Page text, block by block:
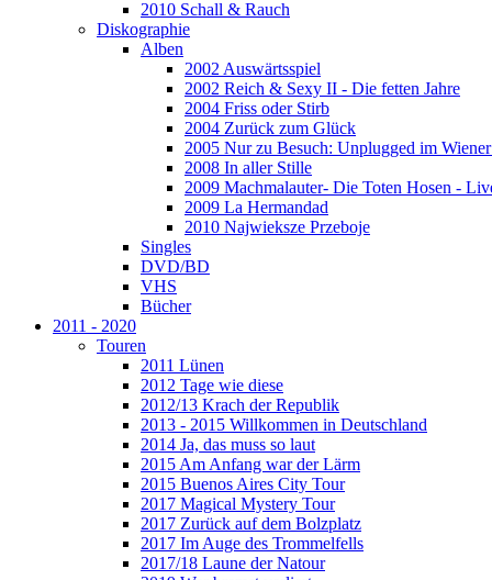
2010 Schall & Rauch
Diskographie
Alben
2002 Auswärtsspiel
2002 Reich & Sexy II - Die fetten Jahre
2004 Friss oder Stirb
2004 Zurück zum Glück
2005 Nur zu Besuch: Unplugged im
2008 In aller Stille
2009 Machmalauter- Die Toten Hosen -
2009 La Hermandad
2010 Najwieksze Przeboje
Singles
DVD/BD
VHS
Bücher
2011 - 2020
Touren
2011 Lünen
2012 Tage wie diese
2012/13 Krach der Republik
2013 - 2015 Willkommen in Deutschland
2014 Ja, das muss so laut
2015 Am Anfang war der Lärm
2015 Buenos Aires City Tour
2017 Magical Mystery Tour
2017 Zurück auf dem Bolzplatz
2017 Im Auge des Trommelfells
2017/18 Laune der Natour